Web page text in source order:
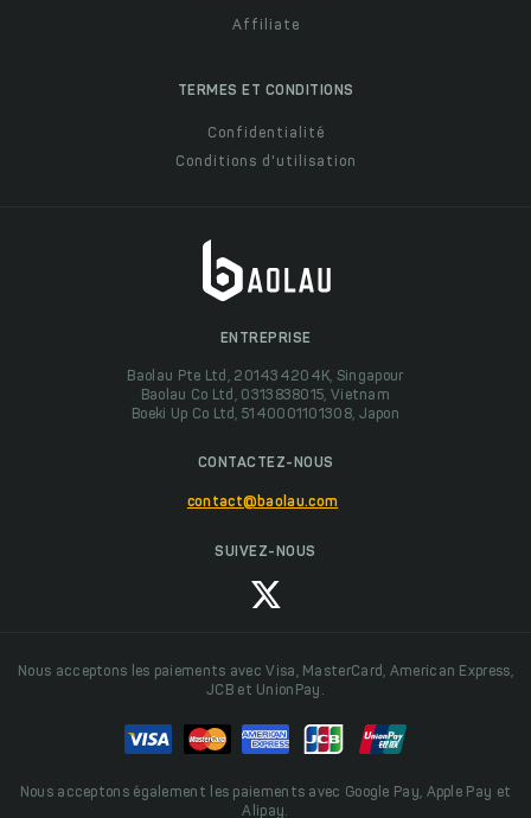
Affiliate
TERMES ET CONDITIONS
Confidentialité
Conditions d'utilisation
ENTREPRISE
Baolau Pte Ltd, 201434204K, Singapour
Baolau Co Ltd, 0313838015, Vietnam
Boeki Up Co Ltd, 5140001101308, Japon
CONTACTEZ-NOUS
contact@baolau.com
SUIVEZ-NOUS
Nous acceptons les paiements avec Visa, MasterCard, American Express,
JCB et UnionPay.
Nous acceptons également les paiements avec Google Pay, Apple Pay et
Alipay.